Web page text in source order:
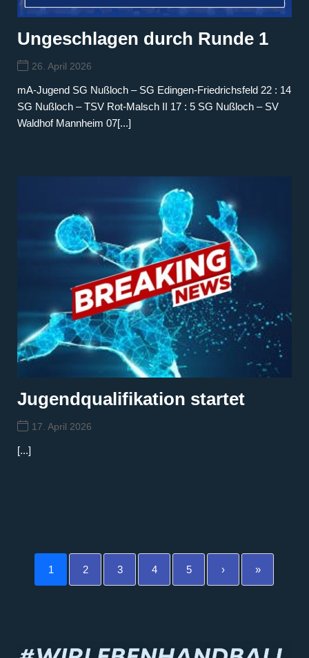
Ungeschlagen durch Runde 1
26. April 2026
mA-Jugend SG Nußloch – SG Edingen-Friedrichsfeld 22 : 14
SG Nußloch – TSV Rot-Malsch II 17 : 5 SG Nußloch – SV
Waldhof Mannheim 07[...]
Jugendqualifikation startet
17. April 2026
[...]
1 2 3 4 5 › »